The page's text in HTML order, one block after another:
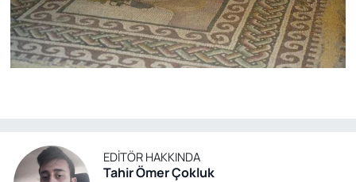
EDITÖR HAKKINDA
Tahir Ömer Çokluk